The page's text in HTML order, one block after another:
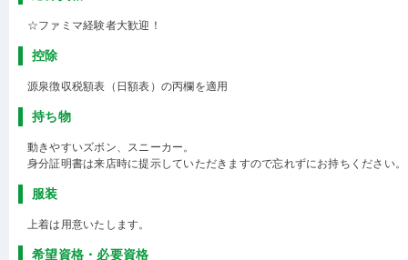
☆ファミマ経験者大歓迎！
控除
源泉徴収税額表（日額表）の丙欄を適用
持ち物
動きやすいズボン、スニーカー。
身分証明書は来店時に提示していただきますので忘れずにお持ちください。
服装
上着は用意いたします。
希望資格・必要資格